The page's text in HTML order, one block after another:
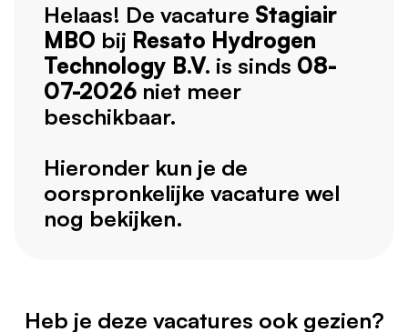
Helaas! De vacature Stagiair
MBO bij Resato Hydrogen
Technology B.V. is sinds 08-
07-2026 niet meer
beschikbaar.
Hieronder kun je de
oorspronkelijke vacature wel
nog bekijken.
Heb je deze vacatures ook gezien?